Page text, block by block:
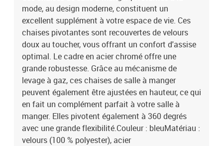
mode, au design moderne, constituent un
excellent supplément à votre espace de vie. Ces
chaises pivotantes sont recouvertes de velours
doux au toucher, vous offrant un confort d'assise
optimal. Le cadre en acier chromé offre une
grande robustesse. Grâce au mécanisme de
levage à gaz, ces chaises de salle à manger
peuvent également être ajustées en hauteur, ce qui
en fait un complément parfait à votre salle à
manger. Elles pivotent également à 360 degrés
avec une grande flexibilité.Couleur : bleuMatériau :
velours (100 % polyester), acier